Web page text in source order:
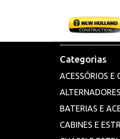
Categorias
ACESSÓRIOS E
BATERIAS E
CABINES E